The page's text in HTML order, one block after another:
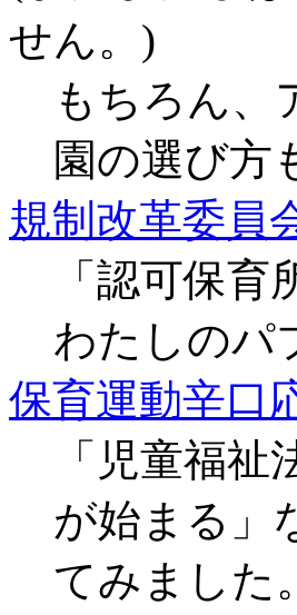
せん。)
もちろん、
園の選び方
規制改革委員
「認可保
わたしのパ
保育運動辛口
「児童福
が始まる」
てみました